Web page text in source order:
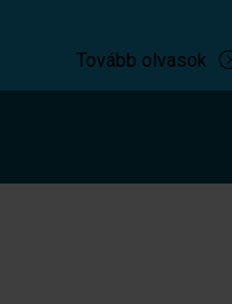
Tovább olvasok